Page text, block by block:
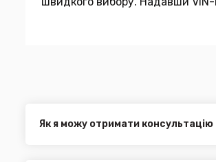
Як я можу отримати